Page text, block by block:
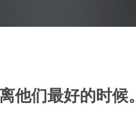
他们最好的时候。